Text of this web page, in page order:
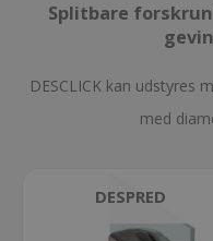
Splitbare
DESCLICK kan udstyres
med
DESPRED